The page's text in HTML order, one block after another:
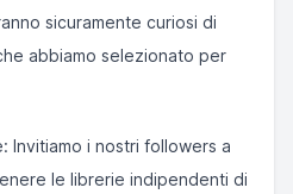
sicuramente curiosi di
abbiamo selezionato per
Invitiamo i nostri followers a
le librerie indipendenti di